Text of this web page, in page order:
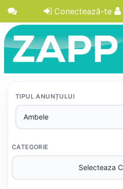
Conectează-te
TIPUL ANUNȚULUI
CATEGORIE